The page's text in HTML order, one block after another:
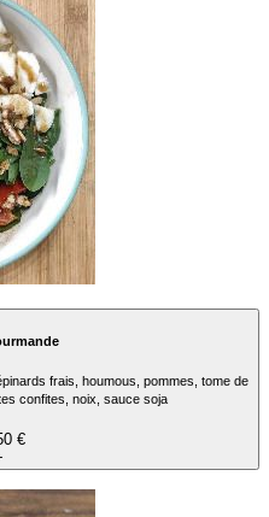
frais, houmous, pommes, tome de
confites, noix, sauce soja
€